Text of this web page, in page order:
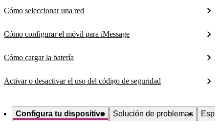
Cómo seleccionar una red
Cómo configurar el móvil para iMessage
Cómo cargar la batería
Activar o desactivar el uso del código de seguridad
Configura tu dispositivo Solución de problemas